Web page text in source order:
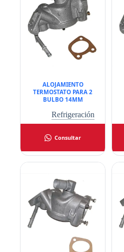
ALOJAMIENTO
TERMOSTATO PARA 2
BULBO 14MM
Refrigeración
Consultar